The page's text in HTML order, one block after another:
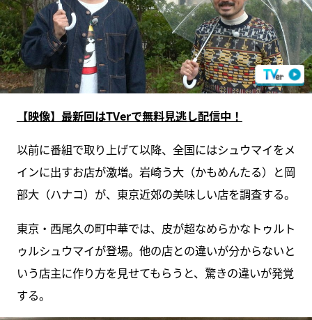
【映像】最新回はTVerで無料見逃し配信中！
以前に番組で取り上げて以降、全国にはシュウマイをメ
インに出すお店が激増。岩崎う大（かもめんたる）と岡
部大（ハナコ）が、東京近郊の美味しい店を調査する。
東京・西尾久の町中華では、皮が超なめらかなトゥルト
ゥルシュウマイが登場。他の店との違いが分からないと
いう店主に作り方を見せてもらうと、驚きの違いが発覚
する。